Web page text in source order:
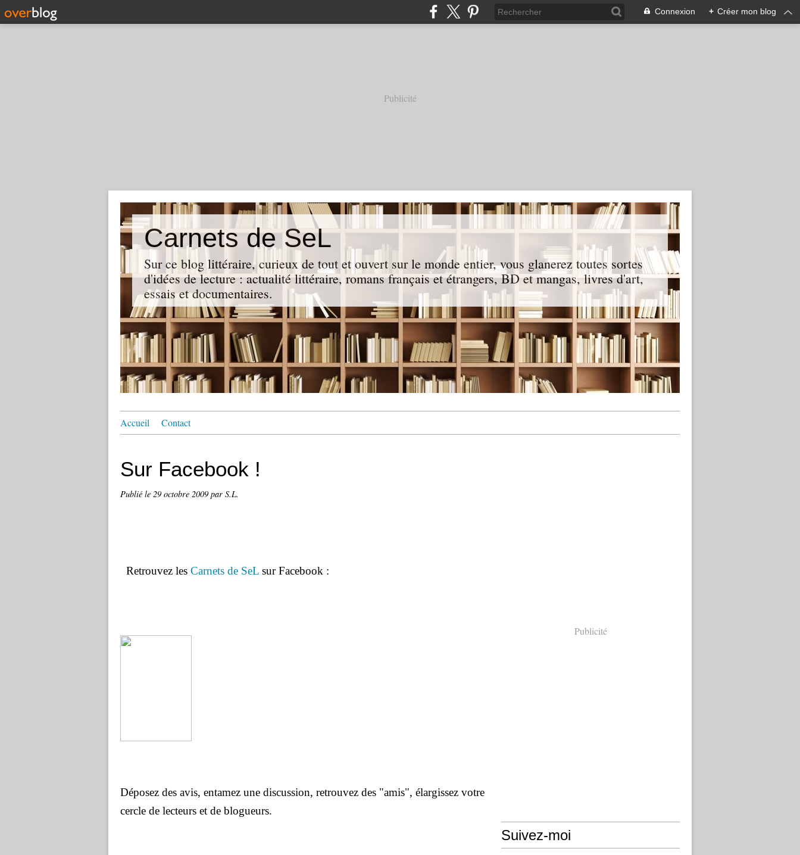
Connexion + Créer mon blog
Publicité
Carnets de SeL
Sur ce blog littéraire, curieux de tout et ouvert sur le monde entier, vous glanerez toutes sortes
d'idées de lecture : actualité littéraire, romans français et étrangers, BD et mangas, livres d'art,
essais et documentaires.
Accueil Contact
Sur Facebook !
Publié le 29 octobre 2009 par S.L.
Retrouvez les Carnets de SeL sur Facebook :
Déposez des avis, entamez une discussion, retrouvez des "amis", élargissez votre
cercle de lecteurs et de blogueurs.
Publicité
Suivez-moi